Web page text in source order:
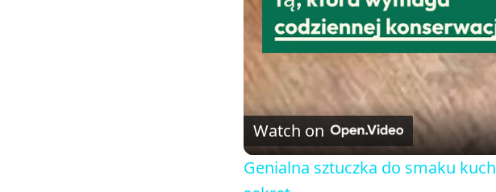
Watch on
Genialna sztuczka do smaku